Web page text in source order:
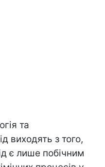
та
виходять з того,
є лише побічним